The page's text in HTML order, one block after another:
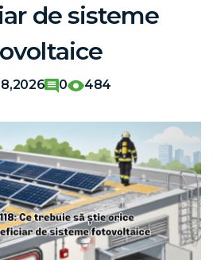
de sisteme
0 484